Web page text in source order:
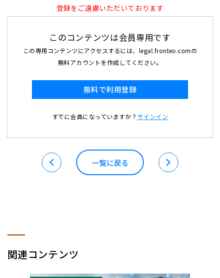
登録をご遠慮いただいております
このコンテンツは会員専用です
この専用コンテンツにアクセスするには、legal.fronteo.comの
無料アカウントを作成してください。
無料で利用登録
すでに会員になっていますか？ サインイン
一覧に戻る
関連コンテンツ